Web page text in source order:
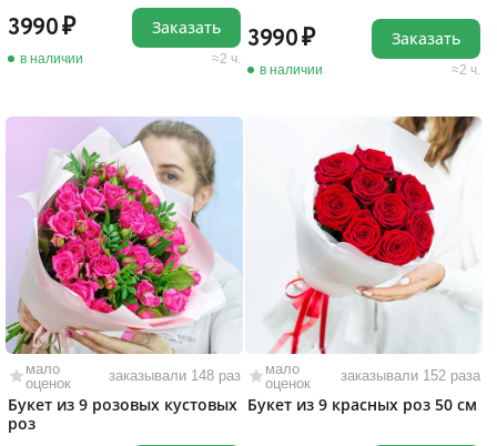
3990
в наличии 2 ч.
Заказать 3990
в наличии 2 ч.
Заказать
мало
оценок
заказывали 148 раз
Букет из 9 розовых кустовых
роз
мало
оценок
заказывали 152 раза
Букет из 9 красных роз 50 см